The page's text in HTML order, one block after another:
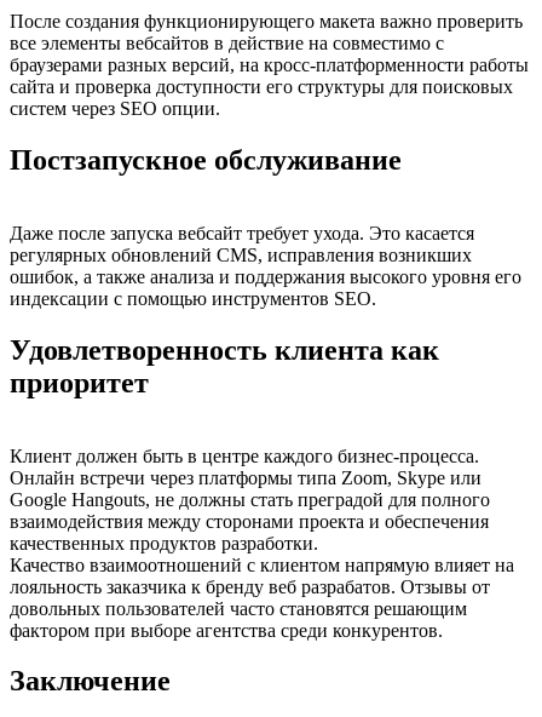
После создания функционирующего макета важно проверить
все элементы вебсайтов в действие на совместимо с
браузерами разных версий, на кросс-платформенности работы
сайта и проверка доступности его структуры для поисковых
систем через SEO опции.
Постзапускное обслуживание
Даже после запуска вебсайт требует ухода. Это касается
регулярных обновлений CMS, исправления возникших
ошибок, а также анализа и поддержания высокого уровня его
индексации с помощью инструментов SEO.
Удовлетворенность клиента как
приоритет
Клиент должен быть в центре каждого бизнес-процесса.
Онлайн встречи через платформы типа Zoom, Skype или
Google Hangouts, не должны стать преградой для полного
взаимодействия между сторонами проекта и обеспечения
качественных продуктов разработки.
Качество взаимоотношений с клиентом напрямую влияет на
лояльность заказчика к бренду веб разрабатов. Отзывы от
довольных пользователей часто становятся решающим
фактором при выборе агентства среди конкурентов.
Заключение